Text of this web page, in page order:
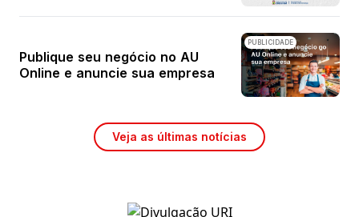
PUBLICIDADE
Publique seu negócio no AU
Online e anuncie sua empresa
Veja as últimas notícias